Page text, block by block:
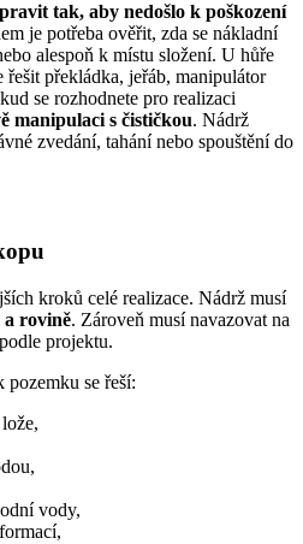
tak, aby nedošlo k poškození
je potřeba ověřit, zda se nákladní
alespoň k místu složení. U hůře
řešit překládka, jeřáb, manipulátor
se rozhodnete pro realizaci
manipulaci s čističkou. Nádrž
zvedání, tahání nebo spouštění do
kroků celé realizace. Nádrž musí
a rovině. Zároveň musí navazovat na
projektu.
pozemku se řeší:
vody,